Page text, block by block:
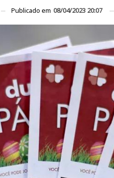
Publicado em 08/04/2023 20:07